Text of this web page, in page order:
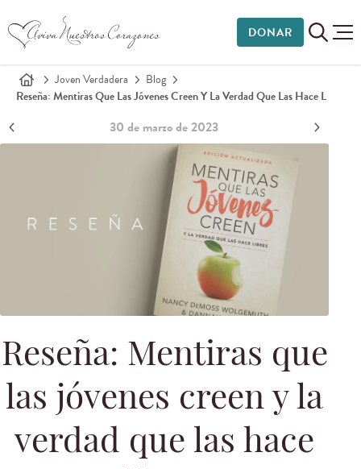
DONAR
Joven Verdadera
Blog
Reseña: Mentiras Que Las Jóvenes Creen Y La Verdad Que Las Hace L
30 de marzo de 2023
Reseña: Mentiras que
las jóvenes creen y la
verdad que las hace